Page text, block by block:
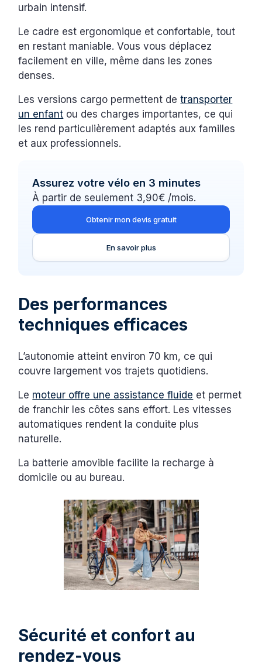
urbain intensif.
Le cadre est ergonomique et confortable, tout
en restant maniable. Vous vous déplacez
facilement en ville, même dans les zones
denses.
Les versions cargo permettent detransporter
un enfant ou des charges importantes, ce qui
les rend particulièrement adaptés aux familles
et aux professionnels.
Assurez votre vélo en 3 minutes
À partir de seulement 3,90€ /mois.
Obtenir mon devis gratuit
En savoir plus
Des performances
techniques efficaces
L’autonomie atteint environ 70 km, ce qui
couvre largement vos trajets quotidiens.
Le moteur offre une assistance fluide et permet
de franchir les côtes sans effort. Les vitesses
automatiques rendent la conduite plus
naturelle.
La batterie amovible facilite la recharge à
domicile ou au bureau.
Sécurité et confort au
rendez-vous